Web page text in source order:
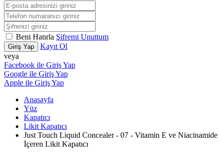
Beni Hatırla Şifremi Unuttum
Giriş Yap
Kayıt Ol
veya
Facebook ile Giriş Yap
Google ile Giriş Yap
Apple ile Giriş Yap
Anasayfa
Yüz
Kapatıcı
Likit Kapatıcı
Just Touch Liquid Concealer - 07 - Vitamin E ve Niacinamide
İçeren Likit Kapatıcı